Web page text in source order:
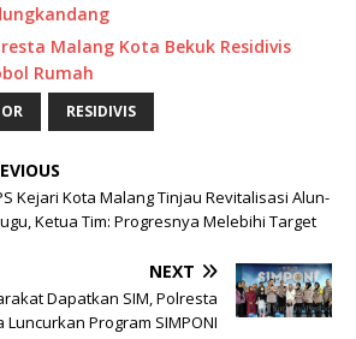
Malang Kota Bekuk Residivis
Rumah
RESIDIVIS
Kejari Kota Malang Tinjau Revitalisasi Alun-
Ketua Tim: Progresnya Melebihi Target
NEXT
Dapatkan SIM, Polresta
Luncurkan Program SIMPONI